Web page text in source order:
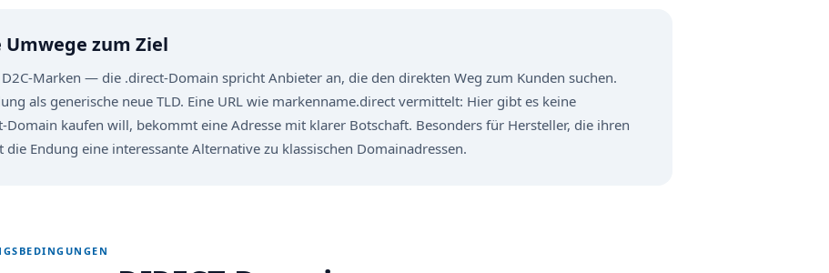
Umwege zum Ziel
Marken — die .direct-Domain spricht Anbieter an, die den direkten Weg zum Kunden suchen.
als generische neue TLD. Eine URL wie markenname.direct vermittelt: Hier gibt es keine
Domain kaufen will, bekommt eine Adresse mit klarer Botschaft. Besonders für Hersteller, die ihren
Endung eine interessante Alternative zu klassischen Domainadressen.